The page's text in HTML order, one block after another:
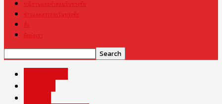
ปณิธานและคำสอนวันทรงชัย
ข่าวและสารจากวันทรงชัย
สื่อ
ติดต่อเรา